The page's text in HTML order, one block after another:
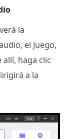
la
el Juego,
haga clic
a la